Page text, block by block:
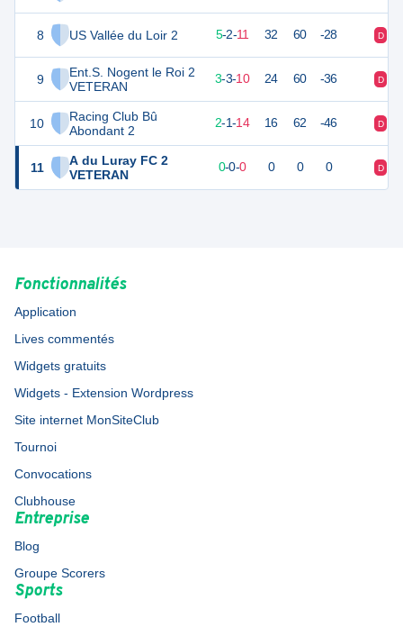
8 US Vallée du Loir 2
9
Ent.S. Nogent le Roi 2
VETERAN
10
Racing Club Bû
Abondant 2
11
A du Luray FC 2
VETERAN
17 5-2-11 32 60 -28 D
10 18 3-3-10 24 60 -36 D
2-1-14 16 62 -46 D
0 0-0-0 0 0 0 D
Fonctionnalités
Application
Lives commentés
Widgets gratuits
Widgets - Extension Wordpress
Site internet MonSiteClub
Tournoi
Convocations
Clubhouse
Entreprise
Blog
Groupe Scorers
Sports
Football